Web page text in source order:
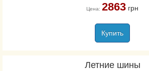
Цена: 2863грн
Купить
Летние шины